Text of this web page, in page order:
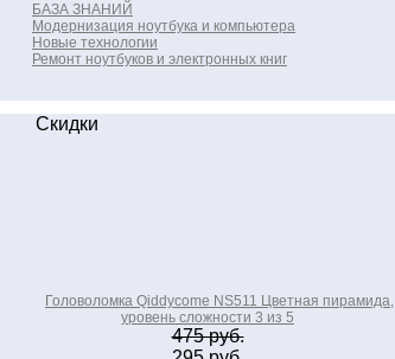
БАЗА ЗНАНИЙ
Модернизация ноутбука и компьютера
Новые технологии
Ремонт ноутбуков и электронных книг
Скидки
Головоломка Qiddycome NS511 Цветная пирамида,
уровень сложности 3 из 5
475 руб.